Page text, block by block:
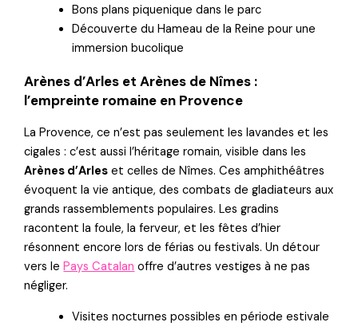
Bons plans piquenique dans le parc
Découverte du Hameau de la Reine pour une
immersion bucolique
Arènes d’Arles et Arènes de Nîmes :
l’empreinte romaine en Provence
La Provence, ce n’est pas seulement les lavandes et les
cigales : c’est aussi l’héritage romain, visible dans les
Arènes d’Arles et celles de Nîmes. Ces amphithéâtres
évoquent la vie antique, des combats de gladiateurs aux
grands rassemblements populaires. Les gradins
racontent la foule, la ferveur, et les fêtes d’hier
résonnent encore lors de férias ou festivals. Un détour
vers lePays Catalan offre d’autres vestiges à ne pas
négliger.
Visites nocturnes possibles en période estivale